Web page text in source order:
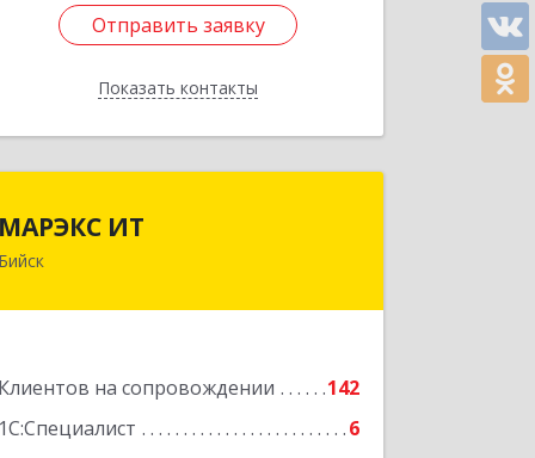
Отправить заявку
Показать контакты
Отправить заявку
Назад
МАРЭКС ИТ
Бийск
Клиентов на сопровождении
142
1С:Специалист
6
Алтайский край, Бийск г, Разина, дом